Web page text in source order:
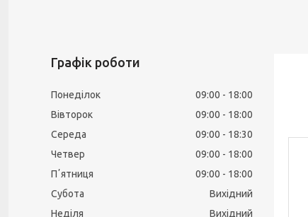
Графік роботи
Понеділок 09:00
18:00
Вівторок
09:00
18:00
Середа
09:00
18:30
Четвер
09:00
18:00
Пʼятниця
09:00
18:00
Субота
Вихідний
Неділя
Вихідний